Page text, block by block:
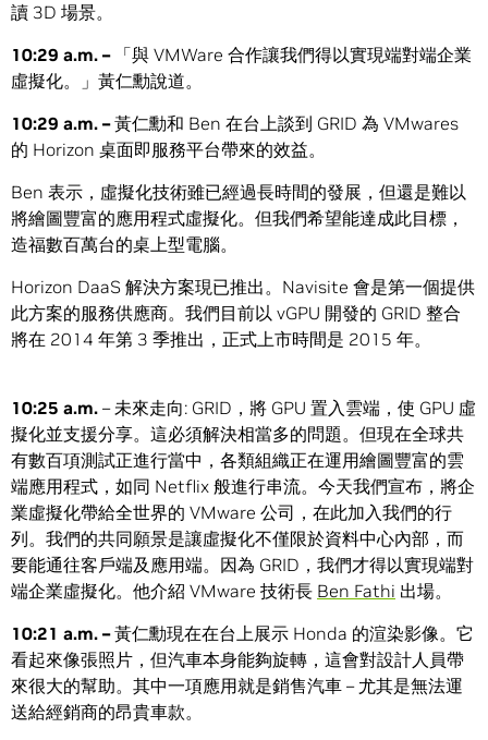
讀 3D 場景。
10:29 a.m. –「與 VMWare 合作讓我們得以實現端對端企業
虛擬化。」黃仁勳說道。
10:29 a.m. –黃仁勳和 Ben 在台上談到 GRID 為 VMwares
的 Horizon 桌面即服務平台帶來的效益。
Ben 表示，虛擬化技術雖已經過長時間的發展，但還是難以
將繪圖豐富的應用程式虛擬化。但我們希望能達成此目標，
造福數百萬台的桌上型電腦。
Horizon DaaS 解決方案現已推出。Navisite 會是第一個提供
此方案的服務供應商。我們目前以 vGPU 開發的 GRID 整合
將在 2014 年第 3 季推出，正式上市時間是 2015 年。
10:25 a.m. – 未來走向: GRID，將 GPU 置入雲端，使 GPU 虛
擬化並支援分享。這必須解決相當多的問題。但現在全球共
有數百項測試正進行當中，各類組織正在運用繪圖豐富的雲
端應用程式，如同 Netflix 般進行串流。今天我們宣布，將企
業虛擬化帶給全世界的 VMware 公司，在此加入我們的行
列。我們的共同願景是讓虛擬化不僅限於資料中心內部，而
要能通往客戶端及應用端。因為 GRID，我們才得以實現端對
端企業虛擬化。他介紹 VMware 技術長 Ben Fathi 出場。
10:21 a.m. –黃仁勳現在在台上展示 Honda 的渲染影像。它
看起來像張照片，但汽車本身能夠旋轉，這會對設計人員帶
來很大的幫助。其中一項應用就是銷售汽車 – 尤其是無法運
送給經銷商的昂貴車款。